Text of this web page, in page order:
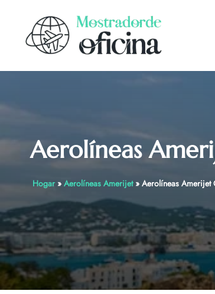
content
Aerolíneas
Hogar» Aerolíneas Amerijet» Aerolíneas Amerijet